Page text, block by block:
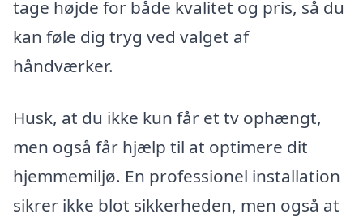
tage højde for både kvalitet og pris, så du
kan føle dig tryg ved valget af
håndværker.
Husk, at du ikke kun får et tv ophængt,
men også får hjælp til at optimere dit
hjemmemiljø. En professionel installation
sikrer ikke blot sikkerheden, men også at